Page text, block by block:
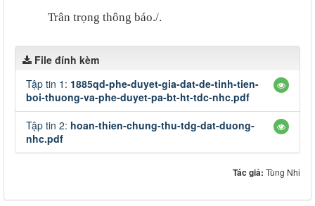
Trân trọng thông báo./.
File đính kèm
Tập tin 1: 1885qd-phe-duyet-gia-dat-de-tinh-tien-
boi-thuong-va-phe-duyet-pa-bt-ht-tdc-nhc.pdf
Tập tin 2: hoan-thien-chung-thu-tdg-dat-duong-
nhc.pdf
Tác giả: Tùng Nhi